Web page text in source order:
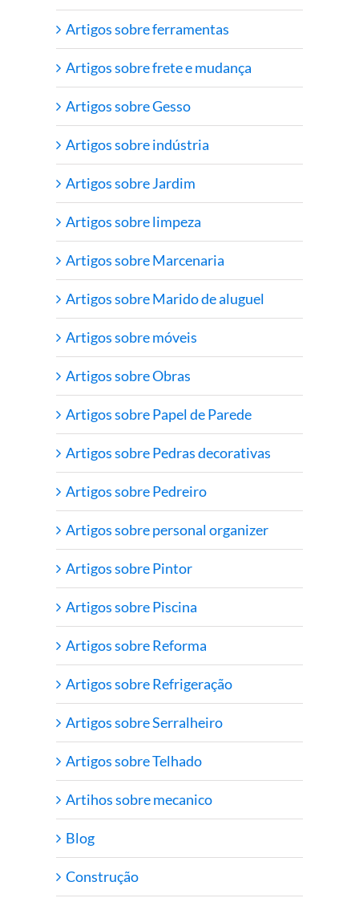
Artigos sobre ferramentas
Artigos sobre frete e mudança
Artigos sobre Gesso
Artigos sobre indústria
Artigos sobre Jardim
Artigos sobre limpeza
Artigos sobre Marcenaria
Artigos sobre Marido de aluguel
Artigos sobre móveis
Artigos sobre Obras
Artigos sobre Papel de Parede
Artigos sobre Pedras decorativas
Artigos sobre Pedreiro
Artigos sobre personal organizer
Artigos sobre Pintor
Artigos sobre Piscina
Artigos sobre Reforma
Artigos sobre Refrigeração
Artigos sobre Serralheiro
Artigos sobre Telhado
Artihos sobre mecanico
Blog
Construção